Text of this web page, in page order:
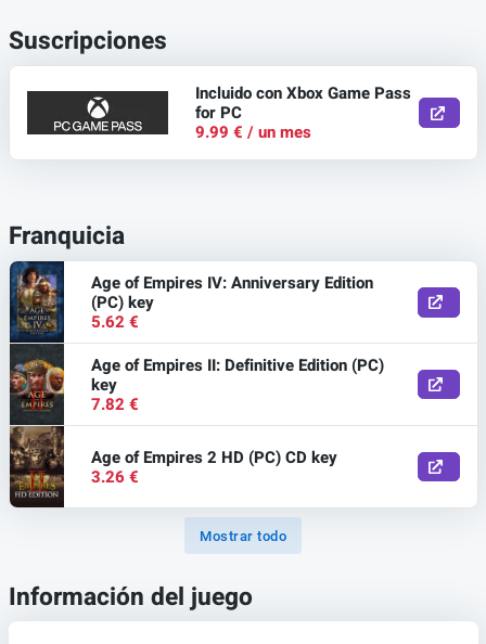
Suscripciones
Incluido con Xbox Game Pass
for PC
9.99 € / un mes
Franquicia
Age of Empires IV: Anniversary Edition
(PC) key
5.62 €
Age of Empires II: Definitive Edition (PC)
key
7.82 €
Age of Empires 2 HD (PC) CD key
3.26 €
Mostrar todo
Información del juego